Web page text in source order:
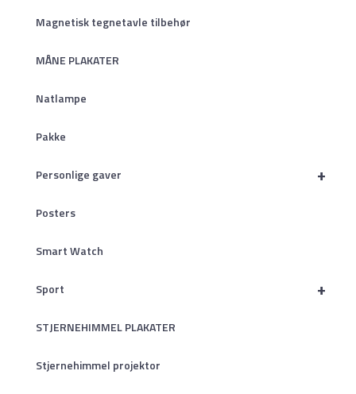
Magnetisk tegnetavle tilbehør
MÅNE PLAKATER
Natlampe
Pakke
+
Personlige gaver
Posters
Smart Watch
+
Sport
STJERNEHIMMEL PLAKATER
Stjernehimmel projektor